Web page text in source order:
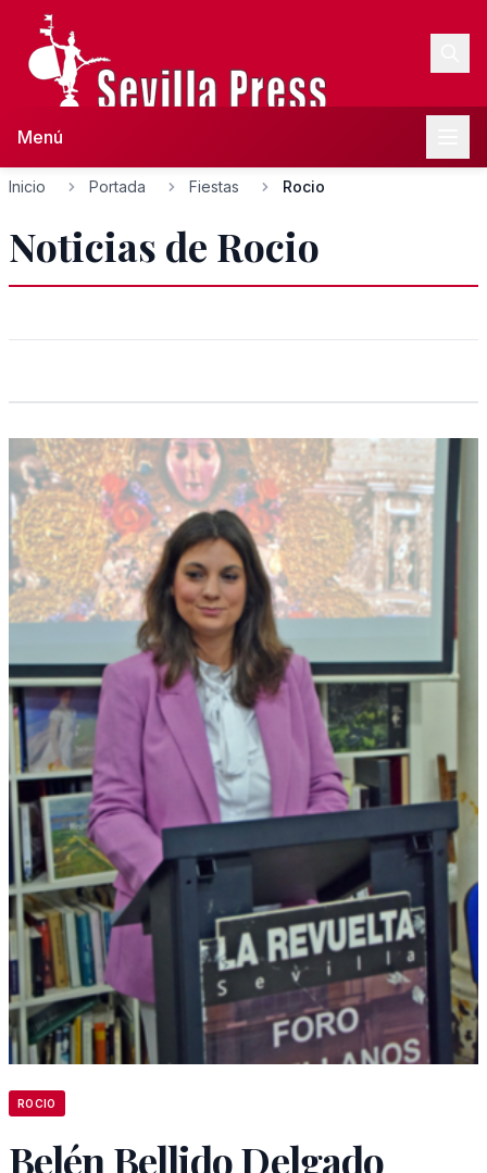
Menú
Inicio Portada Fiestas Rocio
Noticias de Rocio
ROCIO
Belén Bellido Delgado